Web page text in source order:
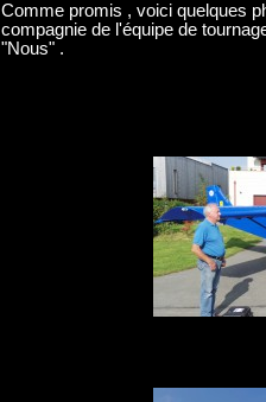
Comme promis , voici quelques
compagnie de l'équipe de
"Nous" .